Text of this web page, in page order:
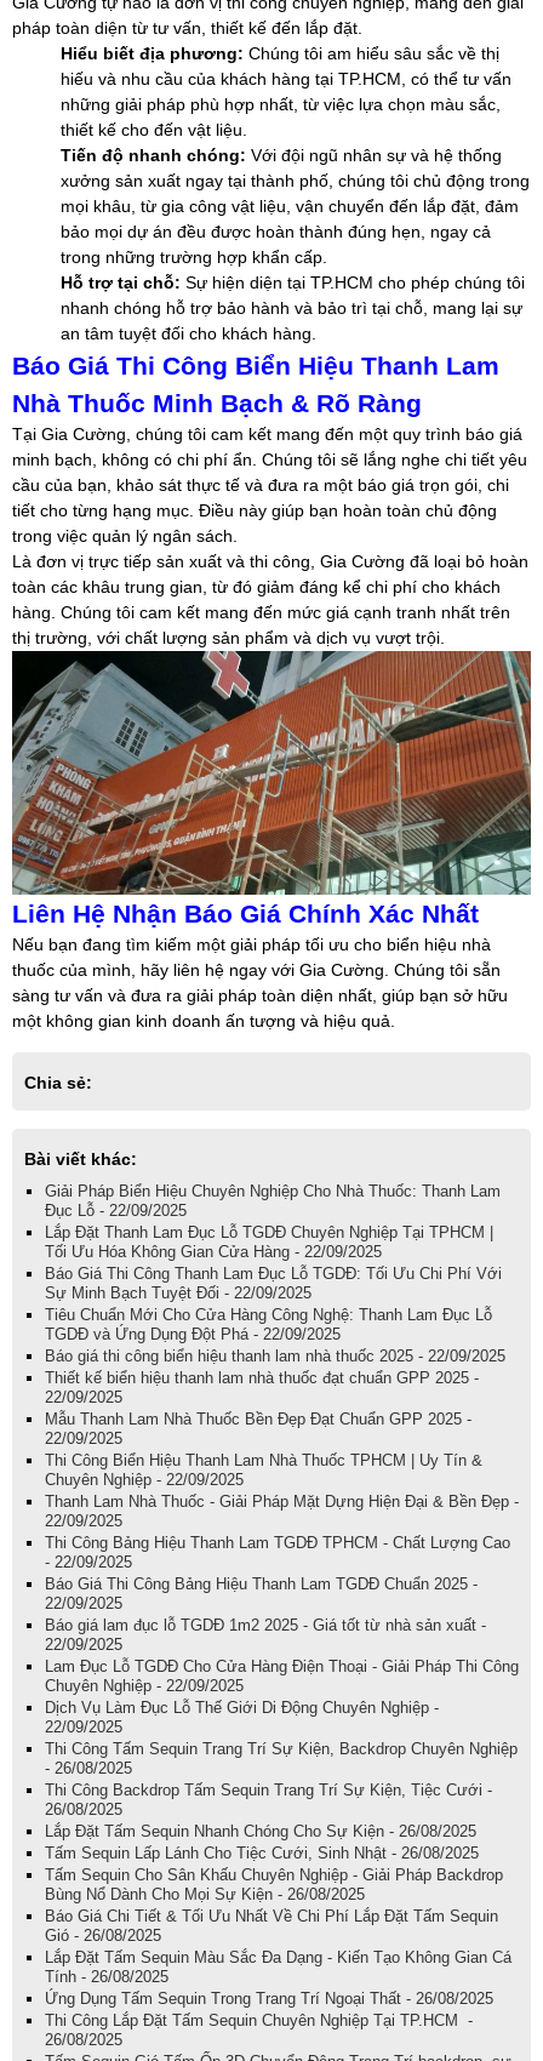
pháp toàn diện từ tư vấn, thiết kế đến lắp đặt.
Hiểu biết địa phương: Chúng tôi am hiểu sâu sắc về thị
hiếu và nhu cầu của khách hàng tại TP.HCM, có thể tư vấn
những giải pháp phù hợp nhất, từ việc lựa chọn màu sắc,
thiết kế cho đến vật liệu.
Tiến độ nhanh chóng: Với đội ngũ nhân sự và hệ thống
xưởng sản xuất ngay tại thành phố, chúng tôi chủ động trong
mọi khâu, từ gia công vật liệu, vận chuyển đến lắp đặt, đảm
bảo mọi dự án đều được hoàn thành đúng hẹn, ngay cả
trong những trường hợp khẩn cấp.
Hỗ trợ tại chỗ: Sự hiện diện tại TP.HCM cho phép chúng tôi
nhanh chóng hỗ trợ bảo hành và bảo trì tại chỗ, mang lại sự
an tâm tuyệt đối cho khách hàng.
Báo Giá Thi Công Biển Hiệu Thanh Lam
Nhà Thuốc Minh Bạch & Rõ Ràng
Tại Gia Cường, chúng tôi cam kết mang đến một quy trình báo giá
minh bạch, không có chi phí ẩn. Chúng tôi sẽ lắng nghe chi tiết yêu
cầu của bạn, khảo sát thực tế và đưa ra một báo giá trọn gói, chi
tiết cho từng hạng mục. Điều này giúp bạn hoàn toàn chủ động
trong việc quản lý ngân sách.
Là đơn vị trực tiếp sản xuất và thi công, Gia Cường đã loại bỏ hoàn
toàn các khâu trung gian, từ đó giảm đáng kể chi phí cho khách
hàng. Chúng tôi cam kết mang đến mức giá cạnh tranh nhất trên
thị trường, với chất lượng sản phẩm và dịch vụ vượt trội.
Liên Hệ Nhận Báo Giá Chính Xác Nhất
Nếu bạn đang tìm kiếm một giải pháp tối ưu cho biển hiệu nhà
thuốc của mình, hãy liên hệ ngay với Gia Cường. Chúng tôi sẵn
sàng tư vấn và đưa ra giải pháp toàn diện nhất, giúp bạn sở hữu
một không gian kinh doanh ấn tượng và hiệu quả.
Chia sẻ:
Bài viết khác:
Giải Pháp Biển Hiệu Chuyên Nghiệp Cho Nhà Thuốc: Thanh Lam
Đục Lỗ - 22/09/2025
Lắp Đặt Thanh Lam Đục Lỗ TGDĐ Chuyên Nghiệp Tại TPHCM |
Tối Ưu Hóa Không Gian Cửa Hàng - 22/09/2025
Báo Giá Thi Công Thanh Lam Đục Lỗ TGDĐ: Tối Ưu Chi Phí Với
Sự Minh Bạch Tuyệt Đối - 22/09/2025
Tiêu Chuẩn Mới Cho Cửa Hàng Công Nghệ: Thanh Lam Đục Lỗ
TGDĐ và Ứng Dụng Đột Phá - 22/09/2025
Báo giá thi công biển hiệu thanh lam nhà thuốc 2025 - 22/09/2025
Thiết kế biển hiệu thanh lam nhà thuốc đạt chuẩn GPP 2025 -
22/09/2025
Mẫu Thanh Lam Nhà Thuốc Bền Đẹp Đạt Chuẩn GPP 2025 -
22/09/2025
Thi Công Biển Hiệu Thanh Lam Nhà Thuốc TPHCM | Uy Tín &
Chuyên Nghiệp - 22/09/2025
Thanh Lam Nhà Thuốc - Giải Pháp Mặt Dựng Hiện Đại & Bền Đẹp -
22/09/2025
Thi Công Bảng Hiệu Thanh Lam TGDĐ TPHCM - Chất Lượng Cao
- 22/09/2025
Báo Giá Thi Công Bảng Hiệu Thanh Lam TGDĐ Chuẩn 2025 -
22/09/2025
Báo giá lam đục lỗ TGDĐ 1m2 2025 - Giá tốt từ nhà sản xuất -
22/09/2025
Lam Đục Lỗ TGDĐ Cho Cửa Hàng Điện Thoại - Giải Pháp Thi Công
Chuyên Nghiệp - 22/09/2025
Dịch Vụ Làm Đục Lỗ Thế Giới Di Động Chuyên Nghiệp -
22/09/2025
Thi Công Tấm Sequin Trang Trí Sự Kiện, Backdrop Chuyên Nghiệp
- 26/08/2025
Thi Công Backdrop Tấm Sequin Trang Trí Sự Kiện, Tiệc Cưới -
26/08/2025
Lắp Đặt Tấm Sequin Nhanh Chóng Cho Sự Kiện - 26/08/2025
Tấm Sequin Lấp Lánh Cho Tiệc Cưới, Sinh Nhật - 26/08/2025
Tấm Sequin Cho Sân Khấu Chuyên Nghiệp - Giải Pháp Backdrop
Bùng Nổ Dành Cho Mọi Sự Kiện - 26/08/2025
Báo Giá Chi Tiết & Tối Ưu Nhất Về Chi Phí Lắp Đặt Tấm Sequin
Gió - 26/08/2025
Lắp Đặt Tấm Sequin Màu Sắc Đa Dạng - Kiến Tạo Không Gian Cá
Tính - 26/08/2025
Ứng Dụng Tấm Sequin Trong Trang Trí Ngoại Thất - 26/08/2025
Thi Công Lắp Đặt Tấm Sequin Chuyên Nghiệp Tại TP.HCM -
26/08/2025